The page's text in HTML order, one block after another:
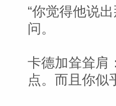
“你觉得他说
问。
卡德加耸耸肩
点。而且你似